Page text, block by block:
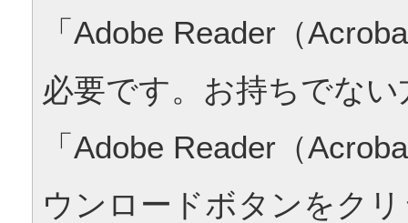
「Adobe Reader（
必要です。お持ちでな
「Adobe Reader（
ウンロードボタンをク